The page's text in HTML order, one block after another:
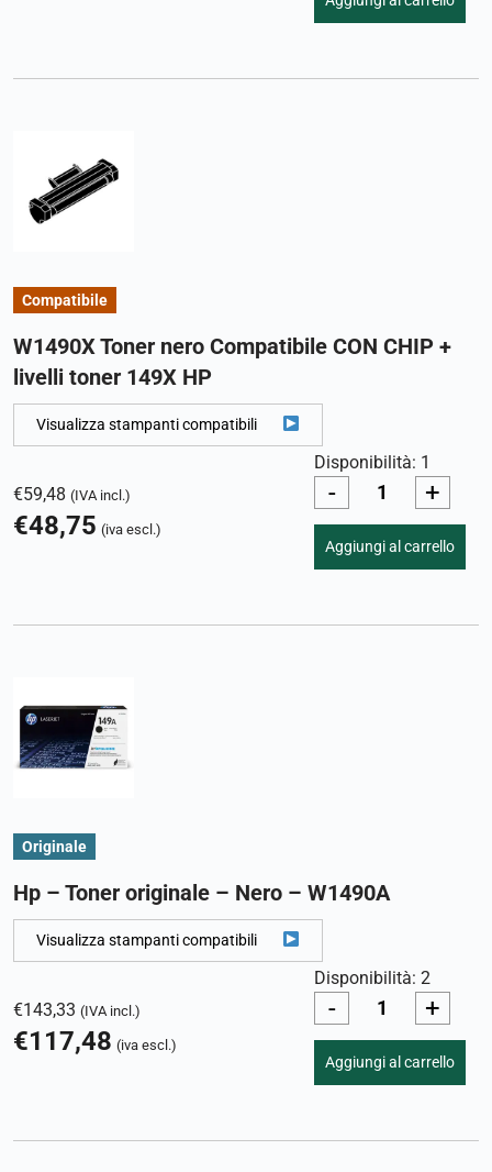
Compatibile
W1490X Toner nero Compatibile CON CHIP +
livelli toner 149X HP
Visualizza stampanti compatibili
€59,48 (IVA incl.)
€48,75 (iva escl.)
Disponibilità: 1
- +
Aggiungi al carrello
Originale
Hp – Toner originale – Nero – W1490A
Visualizza stampanti compatibili
€143,33 (IVA incl.)
€117,48 (iva escl.)
Disponibilità: 2
- +
Aggiungi al carrello